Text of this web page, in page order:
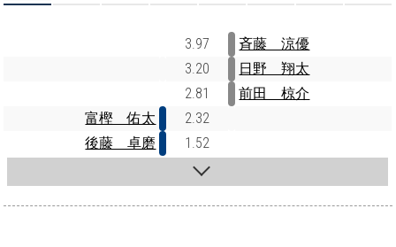
3.97
斉藤 涼優
3.20
日野 翔太
2.81
前田 椋介
富樫 佑太
2.32
後藤 卓磨
1.52